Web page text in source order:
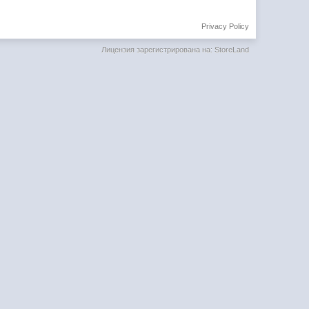
Privacy Policy
Лицензия зарегистрирована на: StoreLand